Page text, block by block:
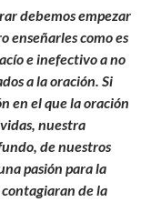
debemos empezar
enseñarles como es
e inefectivo a no
a la oración. Si
en el que la oración
nuestra
de nuestros
pasión para la
de la